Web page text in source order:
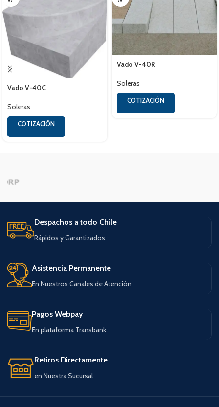
Vado V-40C
Soleras
COTIZACIÓN
Vado V-40R
Soleras
COTIZACIÓN
Despachos a todo Chile
Rápidos y Garantizados
Asistencia Permanente
En Nuestros Canales de Atención
Pagos Webpay
En plataforma Transbank
Retiros Directamente
en Nuestra Sucursal